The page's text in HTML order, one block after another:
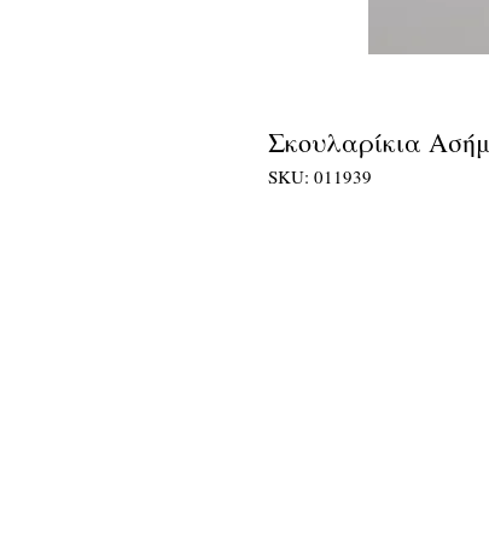
Σκουλαρίκια
SKU: 011939